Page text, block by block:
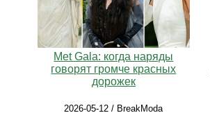
Met Gala: когда наряды
говорят громче красных
дорожек
2026-05-12 / BreakModa